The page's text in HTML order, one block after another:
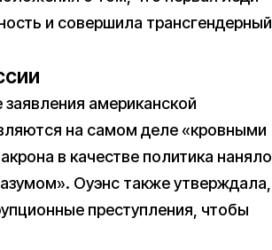
и совершила трансгендерный
американской
на самом деле «кровными
в качестве политика наняло
Оуэнс также утверждала,
преступления, чтобы